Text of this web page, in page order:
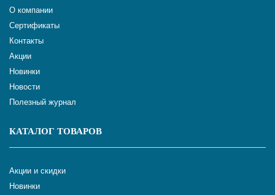
О компании
Сертификаты
Контакты
Акции
Новинки
Новости
Полезный журнал
КАТАЛОГ ТОВАРОВ
Акции и скидки
Новинки